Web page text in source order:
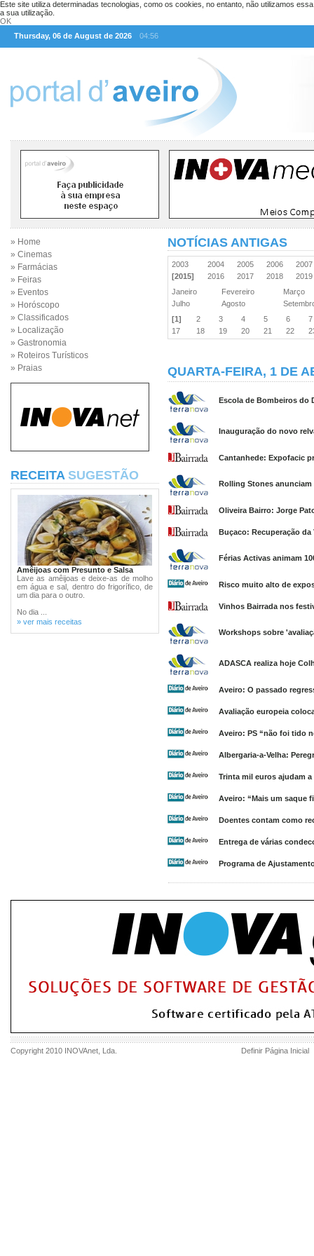
Este site utiliza determinadas tecnologias, como os cookies, no entanto, não utilizamos
a sua utilização.
OK
Thursday, 06 de August de 2026
04:56
» Home
» Cinemas
» Farmácias
» Feiras
» Eventos
» Horóscopo
» Classificados
» Localização
» Gastronomia
» Roteiros Turísticos
» Praias
RECEITA SUGESTÃO
Amêijoas com Presunto e Salsa
Lave as amêijoas e deixe-as de molho
em água e sal, dentro do frigorífico, de
um dia para o outro.
No dia ...
» ver mais receitas
NOTÍCIAS ANTIGAS
2003 2004 2005 2006
[2015]
2016 2017 2018
Janeiro
Fevereiro
Março
Julho
Agosto
[1]
2 3 4 5 6
17
18 19 20 21 22
QUARTA-FEIRA, 1 DE
Escola de Bombeiros do
Inauguração do novo
Cantanhede: Expofacic
Rolling Stones anunciam
Oliveira Bairro: Jorge
Buçaco: Recuperação
Férias Activas animam
Risco muito alto de
Vinhos Bairrada nos
Workshops sobre
ADASCA realiza hoje
Aveiro: O passado
Avaliação europeia
Aveiro: PS “não foi tido
Albergaria-a-Velha:
Trinta mil euros ajudam
Aveiro: “Mais um saque
Doentes contam como
Entrega de várias
Programa de
Copyright 2010 INOVAnet , Lda. Definir Página Inicial